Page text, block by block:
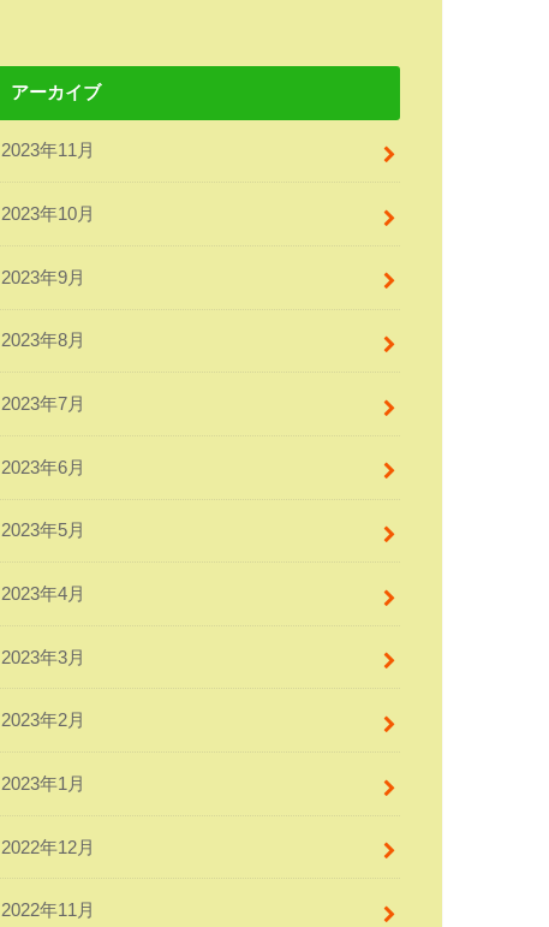
アーカイブ
2023年11月
2023年10月
2023年9月
2023年8月
2023年7月
2023年6月
2023年5月
2023年4月
2023年3月
2023年2月
2023年1月
2022年12月
2022年11月